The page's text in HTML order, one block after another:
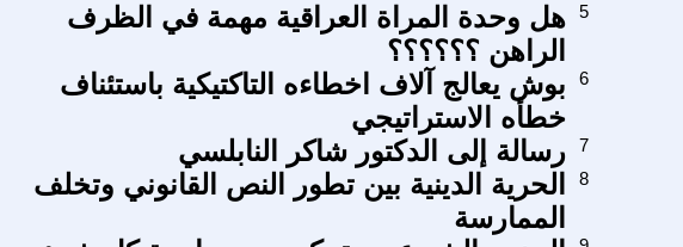
هل وحدة المراة العراقية مهمة في الظرف
الراهن ؟؟؟؟؟؟
5
بوش يعالج آلاف اخطاءه التاكتيكية باستئناف
خطأه الاستراتيجي
6
رسالة إلى الدكتور شاكر النابلسي
7
الحرية الدينية بين تطور النص القانوني وتخلف
الممارسة
8